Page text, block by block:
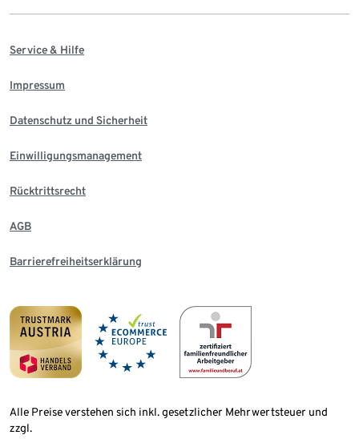
Service & Hilfe
Impressum
Datenschutz und Sicherheit
Einwilligungsmanagement
Rücktrittsrecht
AGB
Barrierefreiheitserklärung
Alle Preise verstehen sich inkl. gesetzlicher Mehrwertsteuer und
zzgl.